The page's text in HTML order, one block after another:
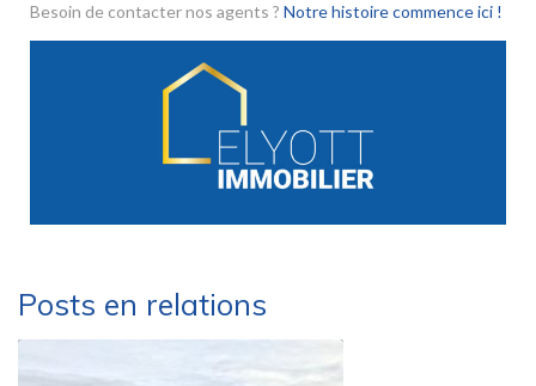
Besoin de contacter nos agents ? Notre histoire commence ici !
Posts en relations